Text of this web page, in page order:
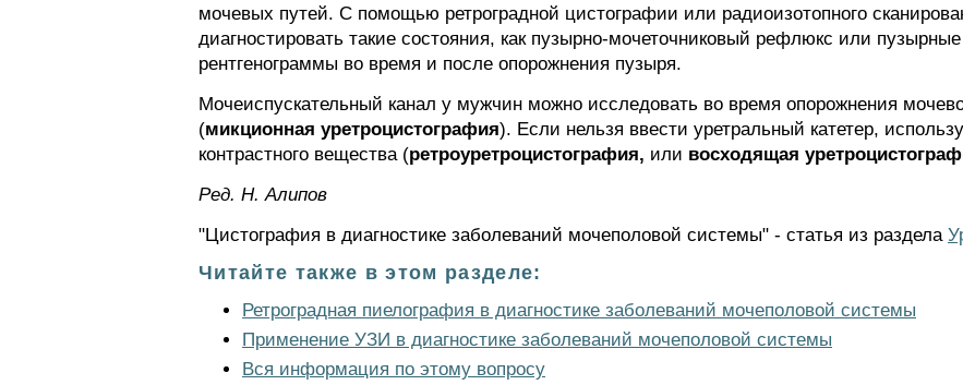
мочевых путей. С помощью ретроградной цистографии или радиоизотопного
диагностировать такие состояния, как пузырно-мочеточниковый рефлюкс или
рентгенограммы во время и после опорожнения пузыря.
Мочеиспускательный канал у мужчин можно исследовать во время опорожнения
(микционная уретроцистография). Если нельзя ввести уретральный катетер,
контрастного вещества (ретроуретроцистография, или восходящая
Ред. Н. Алипов
"Цистография в диагностике заболеваний мочеполовой системы" - статья из раздела
Читайте также в этом разделе:
Ретроградная пиелография в диагностике заболеваний мочеполовой системы
Применение УЗИ в диагностике заболеваний мочеполовой системы
Вся информация по этому вопросу